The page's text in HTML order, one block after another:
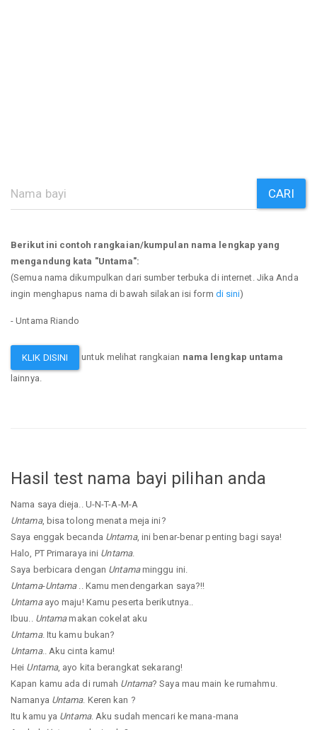
CARI
Berikut ini contoh rangkaian/kumpulan nama lengkap yang
mengandung kata "Untama":
(Semua nama dikumpulkan dari sumber terbuka di internet. Jika Anda
ingin menghapus nama di bawah silakan isi form di sini)
- Untama Riando
KLIK DISINI untuk melihat rangkaian nama lengkap untama
lainnya.
Hasil test nama bayi pilihan anda
Nama saya dieja.. U-N-T-A-M-A
Untama, bisa tolong menata meja ini?
Saya enggak becanda Untama, ini benar-benar penting bagi saya!
Halo, PT Primaraya ini Untama.
Saya berbicara dengan Untamaminggu ini.
Untama-Untama.. Kamu mendengarkan saya?!!
Untamaayo maju! Kamu peserta berikutnya..
Ibuu.. Untamamakan cokelat aku
Untama. Itu kamu bukan?
Untama.. Aku cinta kamu!
Hei Untama, ayo kita berangkat sekarang!
Kapan kamu ada di rumah Untama? Saya mau main ke rumahmu.
Namanya Untama. Keren kan ?
Itu kamu ya Untama. Aku sudah mencari ke mana-mana